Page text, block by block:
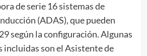
de serie 16 sistemas de
(ADAS), que pueden
según la configuración. Algunas
incluidas son el Asistente de